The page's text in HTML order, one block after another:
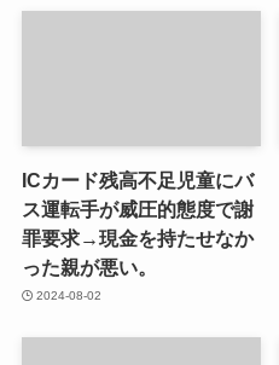
ICカード残高不足児童にバ
ス運転手が威圧的態度で謝
罪要求→現金を持たせなか
った親が悪い。
2024-08-02